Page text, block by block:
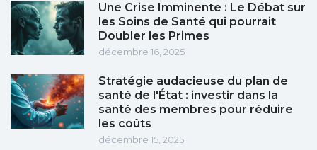
Une Crise Imminente : Le Débat sur
les Soins de Santé qui pourrait
Doubler les Primes
décembre 16, 2025
Stratégie audacieuse du plan de
santé de l'État : investir dans la
santé des membres pour réduire
les coûts
décembre 15, 2025